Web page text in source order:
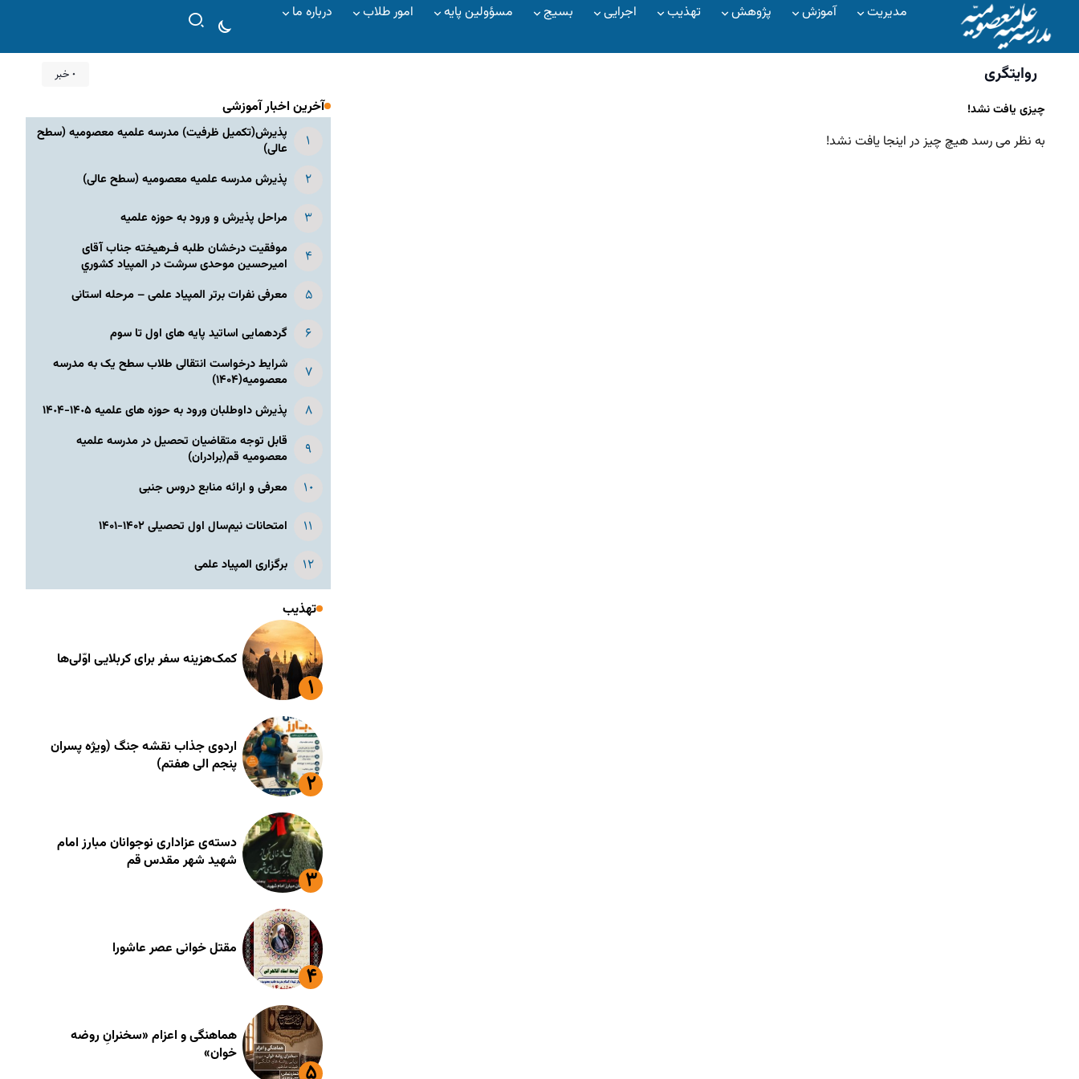
مدیریت آموزش پژوهش تهذیب اجرایی بسیج مسؤولین پایه امور طلاب درباره ما
روایتگری ۰ خبر
چیزی یافت نشد!
به نظر می رسد هیچ چیز در اینجا یافت نشد!
آخرین اخبار آموزشی
پذیرش(تکمیل ظرفیت) مدرسه علمیه معصومیه‌ (سطح
عالی)
پذیرش مدرسه علمیه معصومیه‌ (سطح عالی)
مراحل پذیرش و ورود به حوزه علمیه
موفقیت درخشان طلبه فـرهیخته جناب آقای
امیرحسین موحدی سرشت در المپياد كشوري
معرفی نفرات برتر المپیاد علمی – مرحله استانی
گردهمایی اساتید پایه های اول تا سوم
شرایط درخواست انتقالی طلاب سطح یک به مدرسه
معصومیه(۱۴۰۴)
پذیرش داوطلبان ورود به حوزه های علمیه ١۴٠۵-١۴٠۴
قابل توجه متقاضیان تحصیل در مدرسه علمیه
معصومیه قم(برادران)
معرفی و ارائه منابع دروس جنبی
امتحانات نیم‌سال اول تحصیلی ۱۴۰۲-۱۴۰۱
برگزاری المپیاد علمی
تهذیب
کمک‌هزینه سفر برای کربلایی اوّلی‌ها
اردوی جذاب نقشه جنگ (ویژه پسران
پنجم الی هفتم)
دسته‌ی عزاداری نوجوانان مبارز امام
شهید شهر مقدس قم
مقتل خوانی عصر عاشورا
هماهنگی و اعزام «سخنرانِ روضه
خوان»